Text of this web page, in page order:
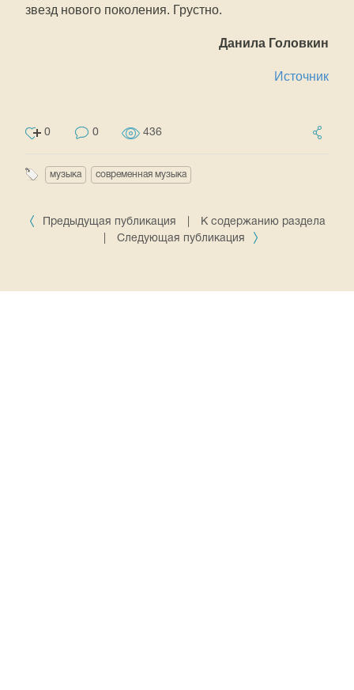
звезд нового поколения. Грустно.
Данила Головкин
Источник
0 0 436
музыка современная музыка
Предыдущая публикация
К содержанию раздела
Следующая публикация